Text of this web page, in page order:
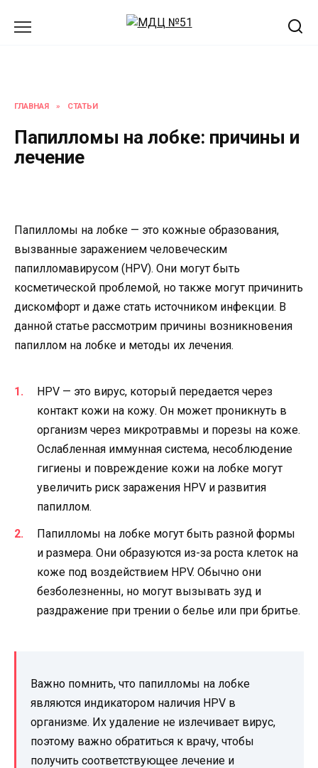
ГЛАВНАЯ » СТАТЬИ
Папилломы на лобке: причины и
лечение
Папилломы на лобке — это кожные образования,
вызванные заражением человеческим
папилломавирусом (HPV). Они могут быть
косметической проблемой, но также могут причинить
дискомфорт и даже стать источником инфекции. В
данной статье рассмотрим причины возникновения
папиллом на лобке и методы их лечения.
HPV — это вирус, который передается через
контакт кожи на кожу. Он может проникнуть в
организм через микротравмы и порезы на коже.
Ослабленная иммунная система, несоблюдение
гигиены и повреждение кожи на лобке могут
увеличить риск заражения HPV и развития
папиллом.
Папилломы на лобке могут быть разной формы
и размера. Они образуются из-за роста клеток на
коже под воздействием HPV. Обычно они
безболезненны, но могут вызывать зуд и
раздражение при трении о белье или при бритье.
Важно помнить, что папилломы на лобке
являются индикатором наличия HPV в
организме. Их удаление не излечивает вирус,
поэтому важно обратиться к врачу, чтобы
получить соответствующее лечение и